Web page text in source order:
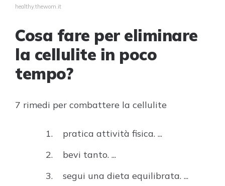
healthy.thewom.it
Cosa fare per eliminare
la cellulite in poco
tempo?
7 rimedi per combattere la cellulite
pratica attività fisica. ...
bevi tanto. ...
segui una dieta equilibrata. ...